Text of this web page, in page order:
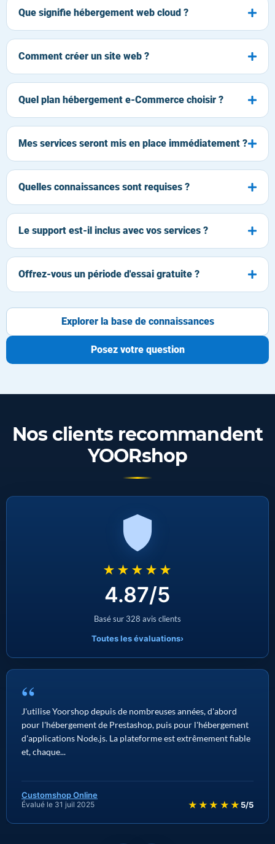
Que signifie hébergement web cloud ?
Comment créer un site web ?
Quel plan hébergement e-Commerce choisir ?
Mes services seront mis en place immédiatement ?
Quelles connaissances sont requises ?
Le support est-il inclus avec vos services ?
Offrez-vous un période d'essai gratuite ?
Explorer la base de connaissances
Posez votre question
Nos clients recommandent
YOORshop
★★★★★
4.87/5
Basé sur 328 avis clients
Toutes les évaluations›
“
J'utilise Yoorshop depuis de nombreuses années, d'abord
pour l'hébergement de Prestashop, puis pour l'hébergement
d'applications Node.js. La plateforme est extrêmement fiable
et, chaque...
Customshop Online
Évalué le 31 juil 2025 ★★★★★ 5/5